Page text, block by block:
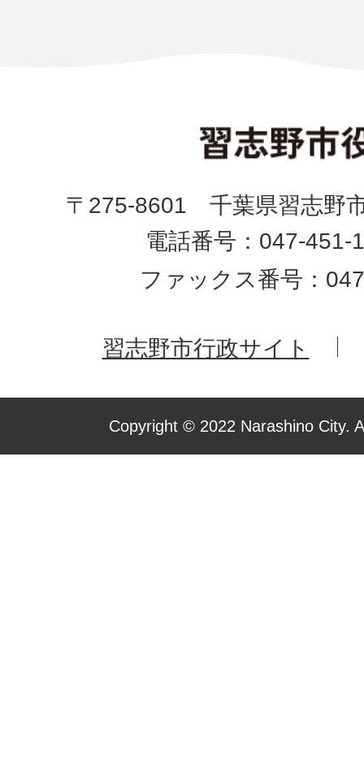
〒275-8601 千葉県習志野
電話番号：047-451-
ファックス番号：
習志野市行政サイト
Copyright © 2022 Narashino City.